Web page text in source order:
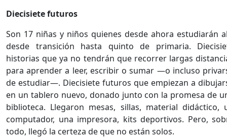
Diecisiete futuros
Son 17 niñas y niños quienes desde ahora estudiarán
desde transición hasta quinto de primaria.
historias que ya no tendrán que recorrer largas
para aprender a leer, escribir o sumar —o incluso
de estudiar—. Diecisiete futuros que empiezan a
en un tablero nuevo, donado junto con la promesa de
biblioteca. Llegaron mesas, sillas, material didáctico,
computador, una impresora, kits deportivos. Pero,
todo, llegó la certeza de que no están solos.